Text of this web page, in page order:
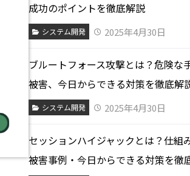
成功のポイントを徹底解説
システム開発 2025年4月30日
ブルートフォース攻撃とは？危険な
被害、今日からできる対策を徹底解
システム開発 2025年4月30日
セッションハイジャックとは？仕組
被害事例・今日からできる対策を徹